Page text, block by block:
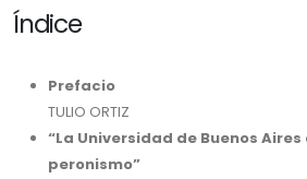
Índice
Prefacio
TULIO ORTIZ
“La Universidad de Buenos
peronismo”